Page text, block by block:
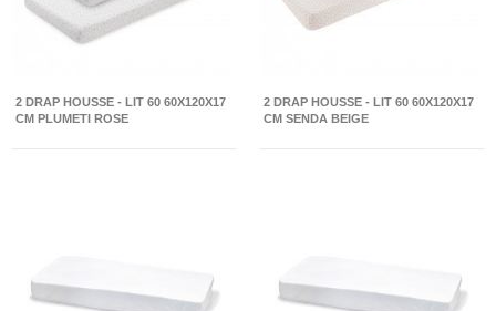
2 DRAP HOUSSE - LIT 60 60X120X17
CM PLUMETI ROSE
2 DRAP HOUSSE - LIT 60 60X120X17
CM SENDA BEIGE